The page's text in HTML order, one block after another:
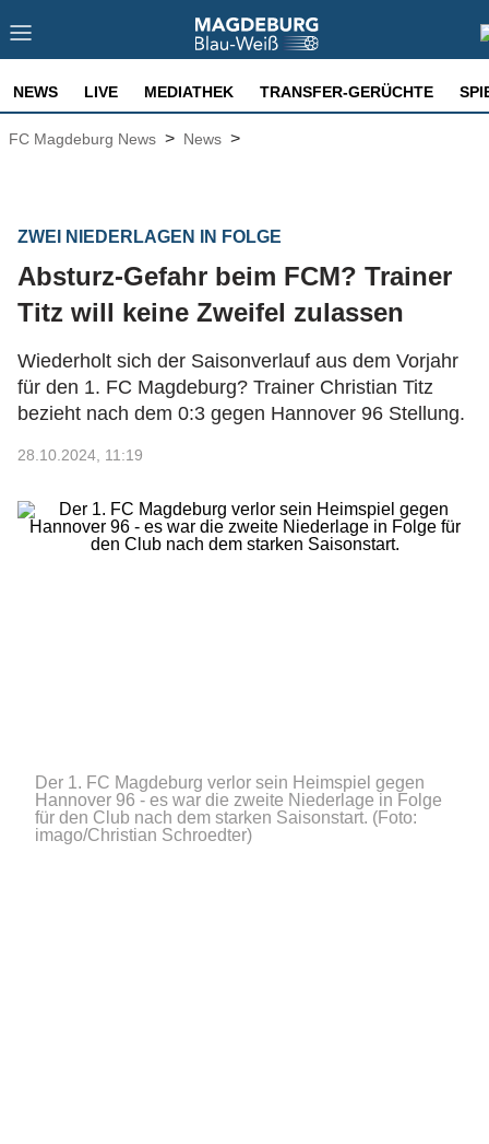
NEWS LIVE MEDIATHEK TRANSFER-GERÜCHTE
FC Magdeburg News > News >
ZWEI NIEDERLAGEN IN FOLGE
Absturz-Gefahr beim FCM? Trainer
Titz will keine Zweifel zulassen
Wiederholt sich der Saisonverlauf aus dem Vorjahr
für den 1. FC Magdeburg? Trainer Christian Titz
bezieht nach dem 0:3 gegen Hannover 96 Stellung.
28.10.2024, 11:19
Der 1. FC Magdeburg verlor sein Heimspiel gegen
Hannover 96 - es war die zweite Niederlage in Folge
für den Club nach dem starken Saisonstart. (Foto:
imago/Christian Schroedter)